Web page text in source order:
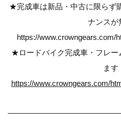
★完成車は新品・中古に限らず
ナンスが
https://www.crowngears.com/
★ロードバイク完成車・フレー
ます
https://www.crowngears.com/